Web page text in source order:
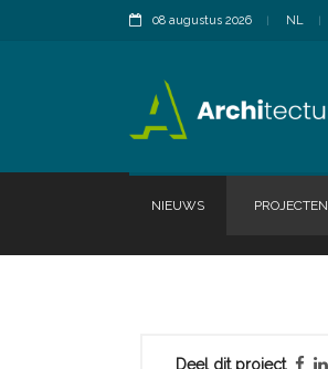
08 augustus 2026 NL
NIEUWS PROJECTEN
Deel dit project